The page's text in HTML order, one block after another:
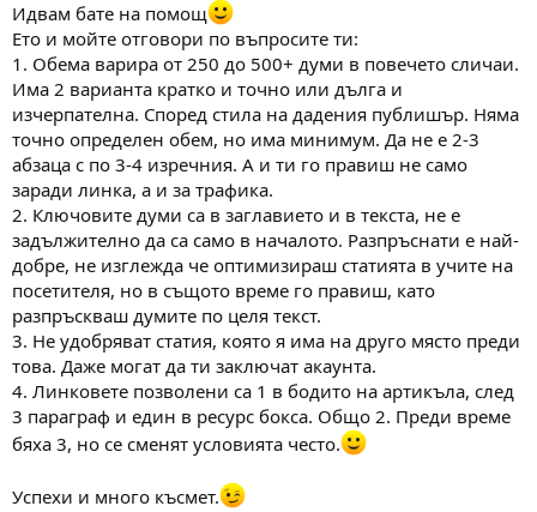
Идвам бате на помощ
Ето и мойте отговори по въпросите ти:
1. Обема варира от 250 до 500+ думи в повечето сличаи.
Има 2 варианта кратко и точно или дълга и
изчерпателна. Според стила на дадения публишър. Няма
точно определен обем, но има минимум. Да не е 2-3
абзаца с по 3-4 изречния. А и ти го правиш не само
заради линка, а и за трафика.
2. Ключовите думи са в заглавието и в текста, не е
задължително да са само в началото. Разпръснати е най-
добре, не изглежда че оптимизираш статията в учите на
посетителя, но в същото време го правиш, като
разпръскваш думите по целя текст.
3. Не удобряват статия, която я има на друго място преди
това. Даже могат да ти заключат акаунта.
4. Линковете позволени са 1 в бодито на артикъла, след
3 параграф и един в ресурс бокса. Общо 2. Преди време
бяха 3, но се сменят условията често.
Успехи и много късмет.